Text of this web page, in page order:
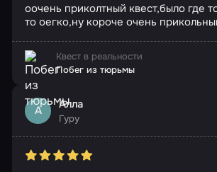
оочень приколтный квест,было где
то оегко,ну короче очень
Квест в реальности
Побег из тюрьмы
А Алла
Гуру